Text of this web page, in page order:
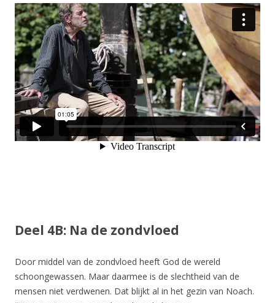
Deel 4B: Na de zondvloed
Door middel van de zondvloed heeft God de wereld
schoongewassen. Maar daarmee is de slechtheid van de
mensen niet verdwenen. Dat blijkt al in het gezin van Noach.